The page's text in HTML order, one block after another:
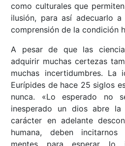
como culturales que
ilusión, para así adecuarlo
comprensión de la condición
A pesar de que las
adquirir muchas certezas
muchas incertidumbres. La
Eurípides de hace 25 siglos
nunca. «Lo esperado no
inesperado un dios abre la
carácter en adelante
humana, deben